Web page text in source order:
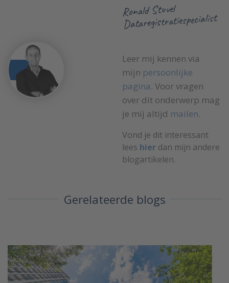
Ronald Stuvel
Dataregistratiespecialist
Leer mij kennen via
mijn persoonlijke
pagina. Voor vragen
over dit onderwerp mag
je mij altijd mailen.
Vond je dit interessant
lees hier dan mijn andere
blogartikelen.
Gerelateerde blogs